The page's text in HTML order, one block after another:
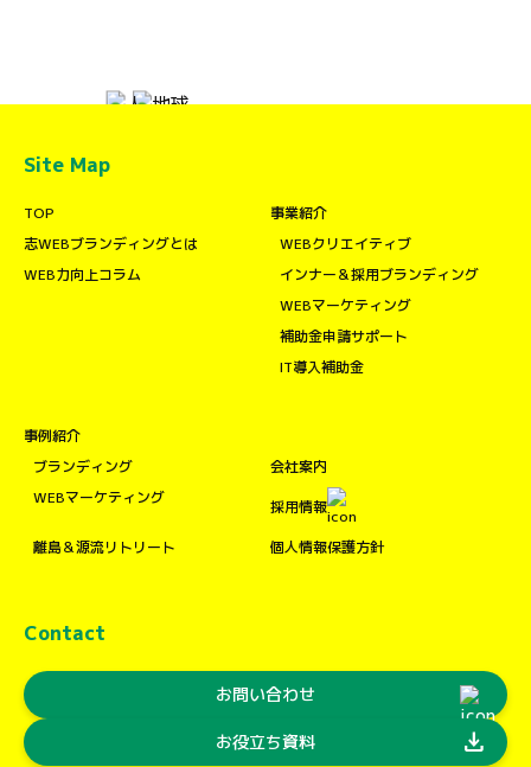
Site Map
TOP
志WEBブランディングとは
WEB力向上コラム
事業紹介
WEBクリエイティブ
インナー＆採用ブランディング
WEBマーケティング
補助金申請サポート
IT導入補助金
事例紹介
ブランディング
WEBマーケティング
離島＆源流リトリート
会社案内
採用情報
個人情報保護方針
Contact
お問い合わせ
お役立ち資料 download